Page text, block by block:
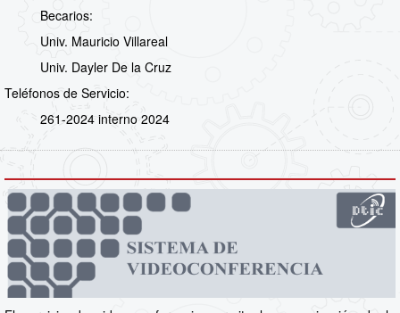
Becarios:
Univ. Mauricio Villareal
Univ. Dayler De la Cruz
Teléfonos de Servicio:
261-2024 interno 2024